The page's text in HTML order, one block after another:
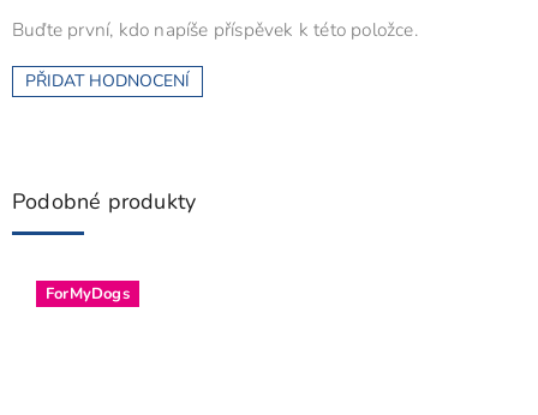
Buďte první, kdo napíše příspěvek k této položce.
PŘIDAT HODNOCENÍ
Podobné produkty
ForMyDogs